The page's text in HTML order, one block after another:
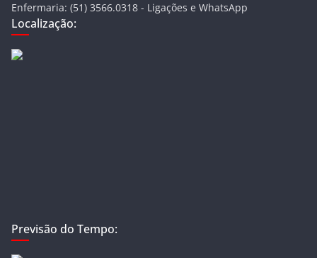
Enfermaria: (51) 3566.0318 - Ligações e WhatsApp
Localização:
Previsão do Tempo: